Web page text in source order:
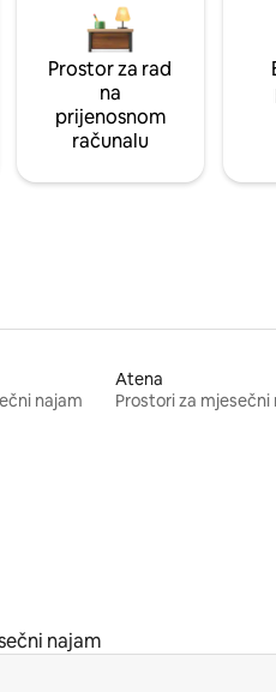
Prostor za rad
na
prijenosnom
računalu
najam
Atena
Prostori za mjesečni
najam